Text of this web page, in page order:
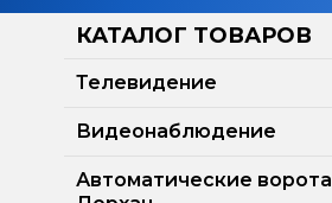
КАТАЛОГ ТОВАРОВ
Телевидение
Видеонаблюдение
Автоматические ворота